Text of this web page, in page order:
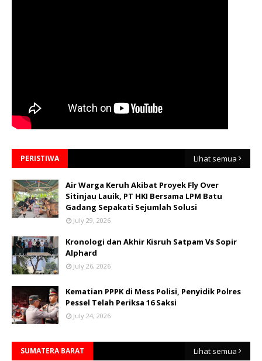
PERISTIWA Lihat semua
Air Warga Keruh Akibat Proyek Fly Over
Sitinjau Lauik, PT HKI Bersama LPM Batu
Gadang Sepakati Sejumlah Solusi
July 29, 2026
Kronologi dan Akhir Kisruh Satpam Vs Sopir
Alphard
July 26, 2026
Kematian PPPK di Mess Polisi, Penyidik Polres
Pessel Telah Periksa 16 Saksi
July 24, 2026
SUMATERA BARAT Lihat semua